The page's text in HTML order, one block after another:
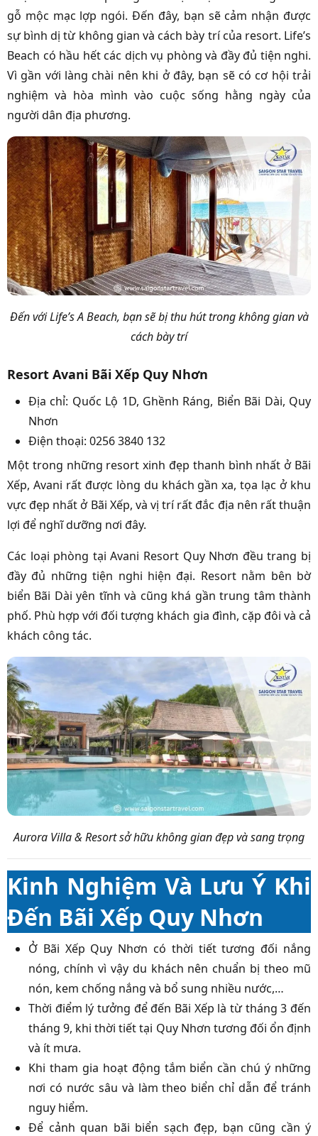
gỗ mộc mạc lợp ngói. Đến đây, bạn sẽ cảm nhận được
sự bình dị từ không gian và cách bày trí của resort. Life’s
Beach có hầu hết các dịch vụ phòng và đầy đủ tiện nghi.
Vì gần với làng chài nên khi ở đây, bạn sẽ có cơ hội trải
nghiệm và hòa mình vào cuộc sống hằng ngày của
người dân địa phương.
Đến với Life’s A Beach, bạn sẽ bị thu hút trong không gian và
cách bày trí
Resort Avani Bãi Xếp Quy Nhơn
Địa chỉ: Quốc Lộ 1D, Ghềnh Ráng, Biển Bãi Dài, Quy
Nhơn
Điện thoại: 0256 3840 132
Một trong những resort xinh đẹp thanh bình nhất ở Bãi
Xếp, Avani rất được lòng du khách gần xa, tọa lạc ở khu
vực đẹp nhất ở Bãi Xếp, và vị trí rất đắc địa nên rất thuận
lợi để nghĩ dưỡng nơi đây.
Các loại phòng tại Avani Resort Quy Nhơn đều trang bị
đầy đủ những tiện nghi hiện đại. Resort nằm bên bờ
biển Bãi Dài yên tĩnh và cũng khá gần trung tâm thành
phố. Phù hợp với đối tượng khách gia đình, cặp đôi và cả
khách công tác.
Aurora Villa & Resort sở hữu không gian đẹp và sang trọng
Kinh Nghiệm Và Lưu Ý Khi
Đến Bãi Xếp Quy Nhơn
Ở Bãi Xếp Quy Nhơn có thời tiết tương đối nắng
nóng, chính vì vậy du khách nên chuẩn bị theo mũ
nón, kem chống nắng và bổ sung nhiều nước,…
Thời điểm lý tưởng để đến Bãi Xếp là từ tháng 3 đến
tháng 9, khi thời tiết tại Quy Nhơn tương đối ổn định
và ít mưa.
Khi tham gia hoạt động tắm biển cần chú ý những
nơi có nước sâu và làm theo biển chỉ dẫn để tránh
nguy hiểm.
Để cảnh quan bãi biển sạch đẹp, bạn cũng cần ý